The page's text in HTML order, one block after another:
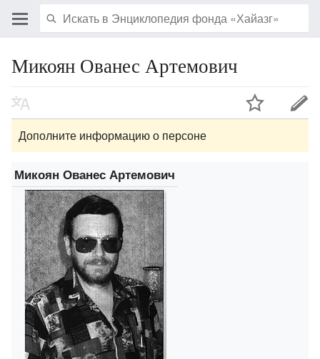
Микоян Ованес Артемович
Дополните информацию о персоне
Микоян Ованес Артемович